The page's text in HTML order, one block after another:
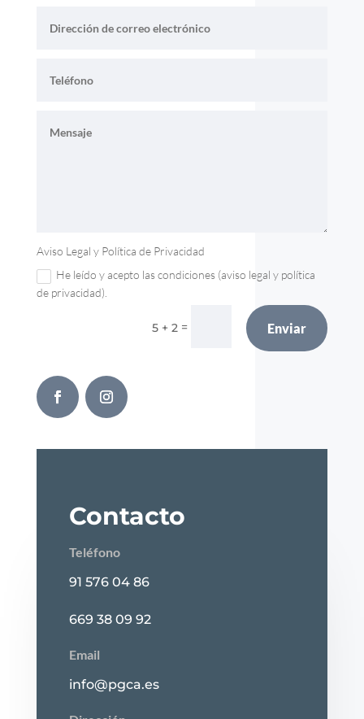
Aviso Legal y Política de Privacidad
He leído y acepto las condiciones (aviso legal y política
de privacidad).
5 + 2 = Enviar
Contacto
Teléfono
91 576 04 86
669 38 09 92
Email
info@pgca.es